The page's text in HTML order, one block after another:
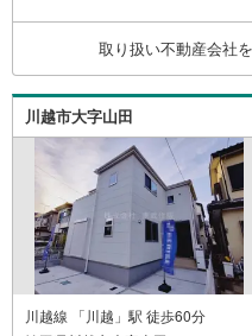
けつけサポート、
ございます
取り扱い不動産会社
川越市大字山田
川越線 「川越」駅 徒歩60分